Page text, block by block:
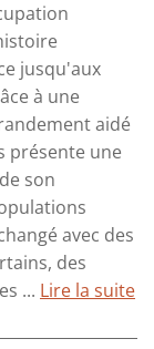
jusqu'aux
à une
aidé
présente une
son
avec des
des
... Lire la suite